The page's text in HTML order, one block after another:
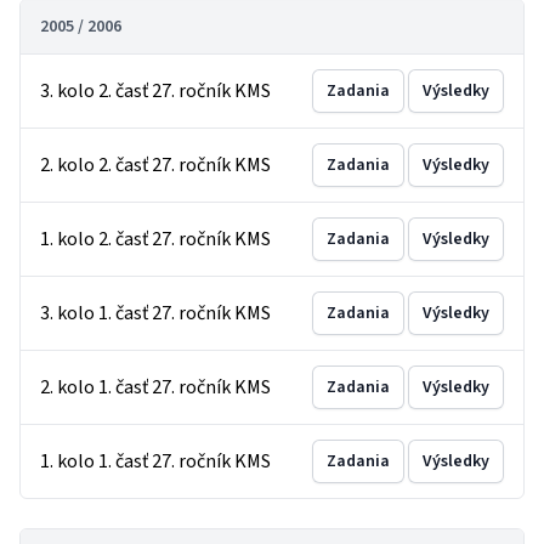
2005 / 2006
3. kolo 2. časť 27. ročník KMS Zadania Výsledky
2. kolo 2. časť 27. ročník KMS Zadania Výsledky
1. kolo 2. časť 27. ročník KMS Zadania Výsledky
3. kolo 1. časť 27. ročník KMS Zadania Výsledky
2. kolo 1. časť 27. ročník KMS Zadania Výsledky
1. kolo 1. časť 27. ročník KMS Zadania Výsledky